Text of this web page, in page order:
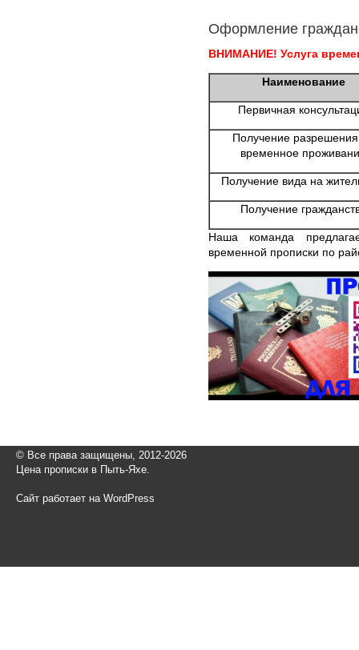
Оформление
ВНИМАНИЕ! Услуга
Наименование
Первичная
Получение
временное
Получение вида на
Получение
Наша команда
временной прописки по
© Все права защищены, 2012-2026
Цена прописки в Пыть-Яхе.
Сайт работает на WordPress